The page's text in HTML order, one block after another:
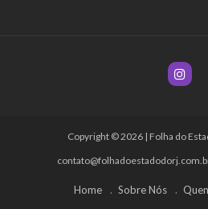
Copyright © 2026 | Folha do
Home Sobre Nós